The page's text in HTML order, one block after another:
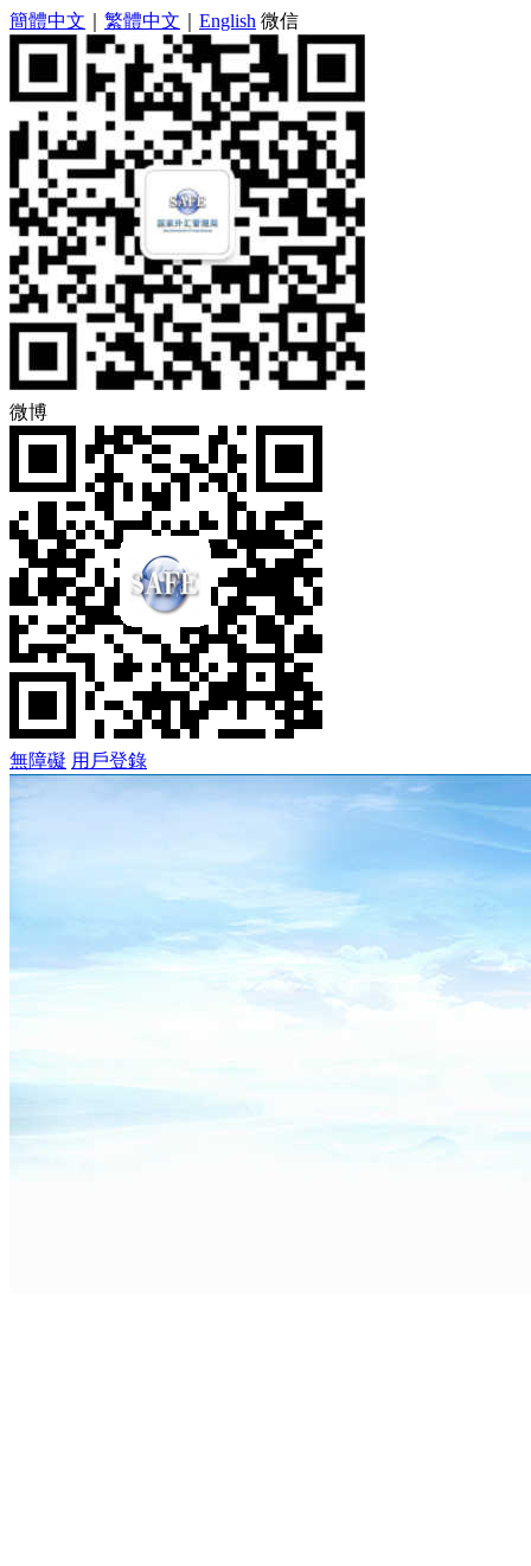
簡體中文 繁體中文 English 微信
微博
無障礙 用戶登錄